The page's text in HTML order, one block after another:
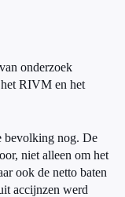
onderzoek
RIVM en het
bevolking nog. De
niet alleen om het
ook de netto baten
accijnzen werd